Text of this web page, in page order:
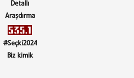
Detallı
Araşdırma
#Seçki2024
Biz kimik